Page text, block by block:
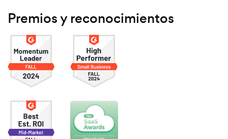
Premios y reconocimientos